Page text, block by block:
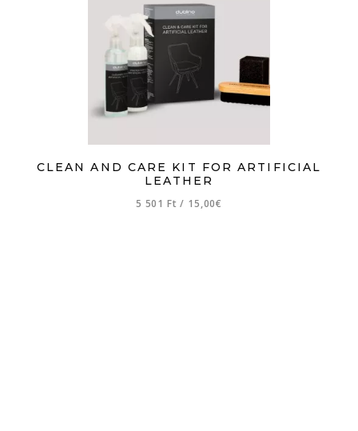
CLEAN AND CARE KIT FOR ARTIFICIAL
LEATHER
5 501 Ft/ 15,00€